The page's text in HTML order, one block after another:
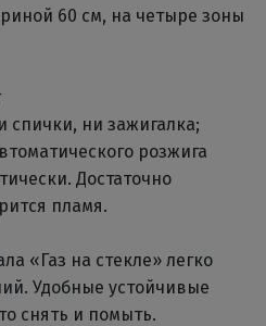
60 см, на четыре зоны
ни зажигалка;
розжига
Достаточно
пламя.
«Газ на стекле» легко
Удобные устойчивые
снять и помыть.